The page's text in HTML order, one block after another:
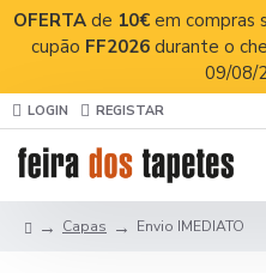
OFERTA de 10€ em compras
cupão FF2026 durante o
09/08/
LOGIN REGISTAR
Capas Envio IMEDIATO